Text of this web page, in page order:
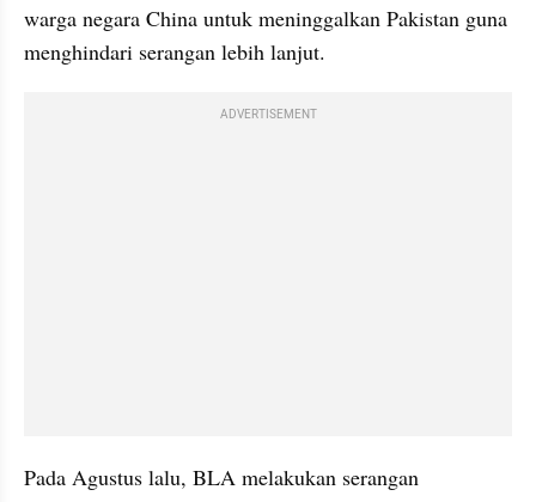
warga negara China untuk meninggalkan Pakistan guna
menghindari serangan lebih lanjut.
ADVERTISEMENT
Pada Agustus lalu, BLA melakukan serangan